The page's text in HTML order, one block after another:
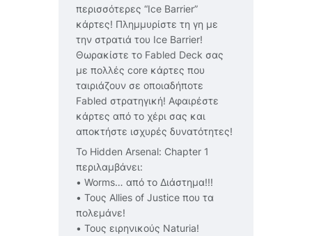
περισσότερες “Ice Barrier”
κάρτες! Πλημμυρίστε τη γη με
την στρατιά του Ice Barrier!
Θωρακίστε το Fabled Deck σας
με πολλές core κάρτες που
ταιριάζουν σε οποιαδήποτε
Fabled στρατηγική! Αφαιρέστε
κάρτες από το χέρι σας και
αποκτήστε ισχυρές δυνατότητες!
Το Hidden Arsenal: Chapter 1
περιλαμβάνει:
• Worms… από το Διάστημα!!!
• Τους Allies of Justice που τα
πολεμάνε!
• Τους ειρηνικούς Naturia!